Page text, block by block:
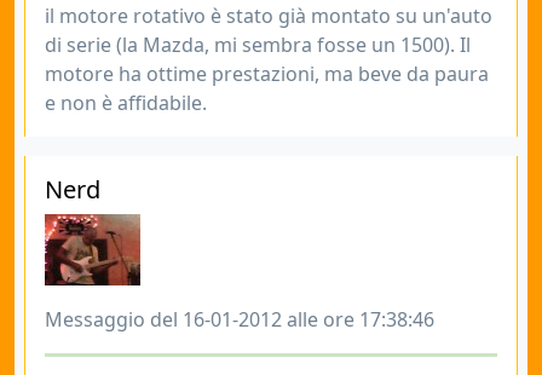
il motore rotativo è stato già montato su un'auto
di serie (la Mazda, mi sembra fosse un 1500). Il
motore ha ottime prestazioni, ma beve da paura
e non è affidabile.
Nerd
Messaggio del 16-01-2012 alle ore 17:38:46